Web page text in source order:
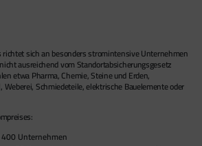
sich an besonders stromintensive Unternehmen
ausreichend vom Standortabsicherungsgesetz
etwa Pharma, Chemie, Steine und Erden,
Schmiedeteile, elektrische Bauelemente oder
Unternehmen